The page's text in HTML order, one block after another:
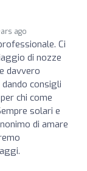
ago
Ci
di nozze
davvero
consigli
chi come
solari e
di amare